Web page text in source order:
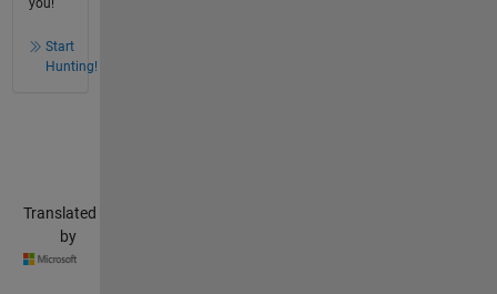
Start
Hunting!
Translated
by